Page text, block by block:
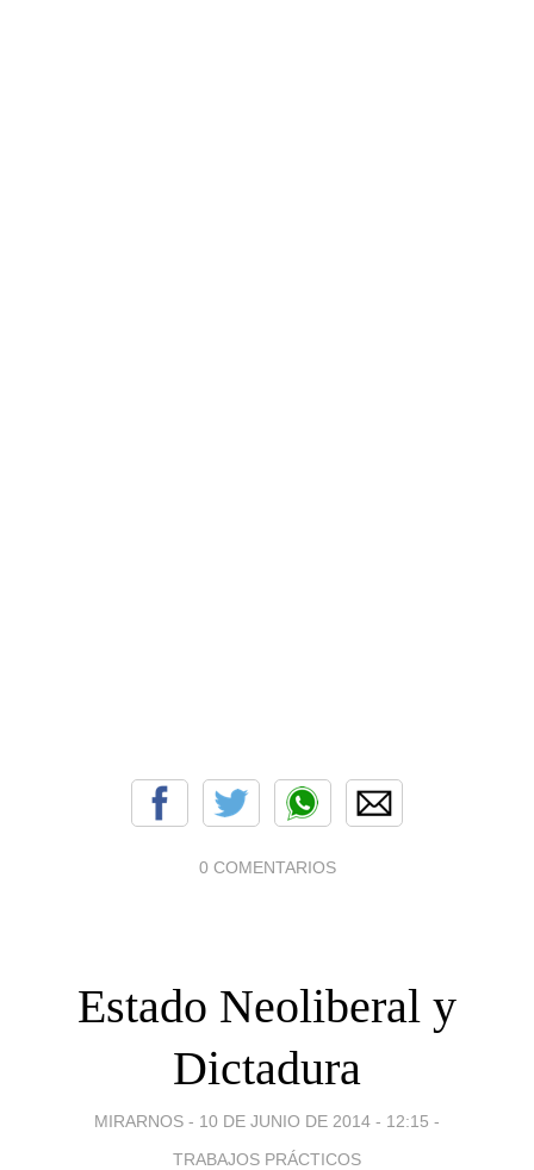
0 COMENTARIOS
Estado Neoliberal y
Dictadura
MIRARNOS - 10 DE JUNIO DE 2014 - 12:15 -
TRABAJOS PRÁCTICOS